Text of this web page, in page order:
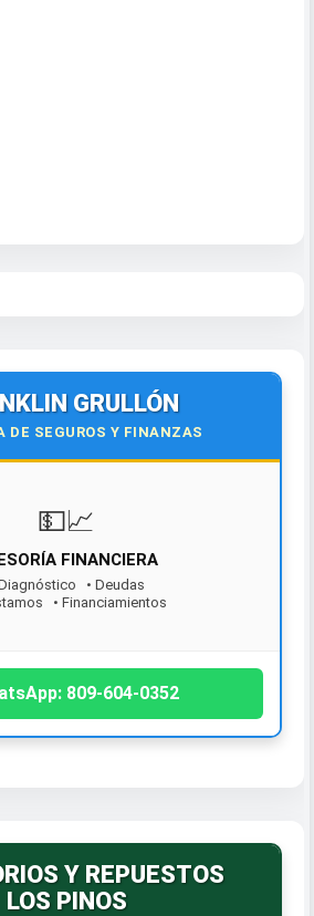
GRULLÓN
DE SEGUROS Y FINANZAS
💵📈
• Deudas
• Financiamientos
hoy!
809-604-0352
Y REPUESTOS
LOS PINOS